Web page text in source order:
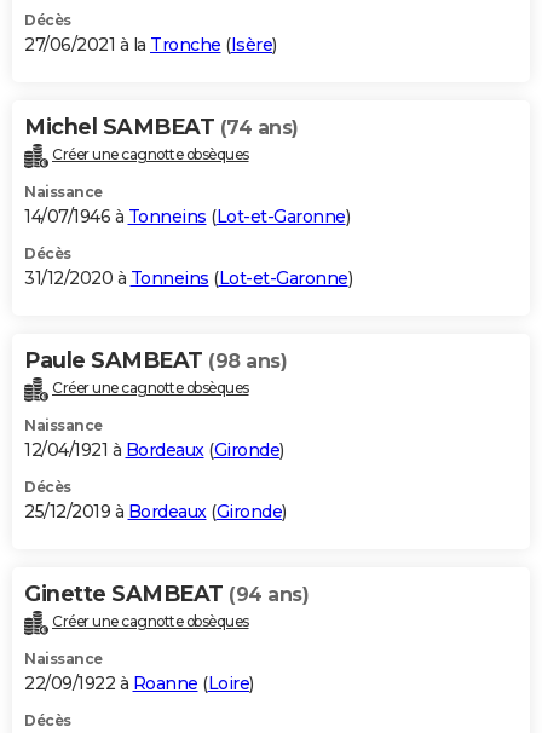
Décès
27/06/2021 à la Tronche (Isère)
Michel SAMBEAT (74 ans)
Créer une cagnotte obsèques
Naissance
14/07/1946 à Tonneins (Lot-et-Garonne)
Décès
31/12/2020 à Tonneins (Lot-et-Garonne)
Paule SAMBEAT (98 ans)
Créer une cagnotte obsèques
Naissance
12/04/1921 à Bordeaux(Gironde)
Décès
25/12/2019 à Bordeaux(Gironde)
Ginette SAMBEAT (94 ans)
Créer une cagnotte obsèques
Naissance
22/09/1922 à Roanne (Loire)
Décès